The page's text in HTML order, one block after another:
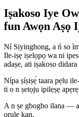
Iṣakoso Iye
fun Awọn Aṣọ
Ní Siyinghong, a ń so
Ile-iṣẹ iṣelọpọ wa ni
adaṣe, ati iṣakoso
Nípa ṣíṣiṣẹ́ taara pẹlu
ti o n ṣetọju ipilẹṣẹ
A n ṣe gbogbo ilana —
orule kan.